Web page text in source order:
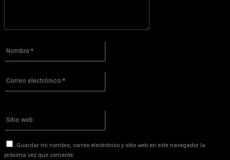
Nombre:*
Correo
Sitio
Guardar mi nombre, correo electrónico y sitio web en este navegador la
próxima vez que comente.